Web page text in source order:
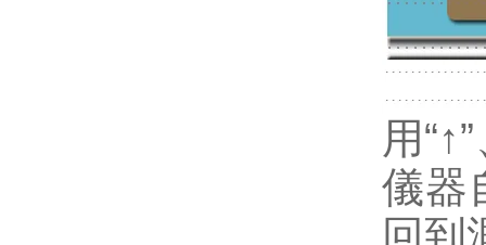
用
儀器